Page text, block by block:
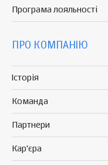
Програма лояльності
ПРО КОМПАНІЮ
Історія
Команда
Партнери
Кар'єра